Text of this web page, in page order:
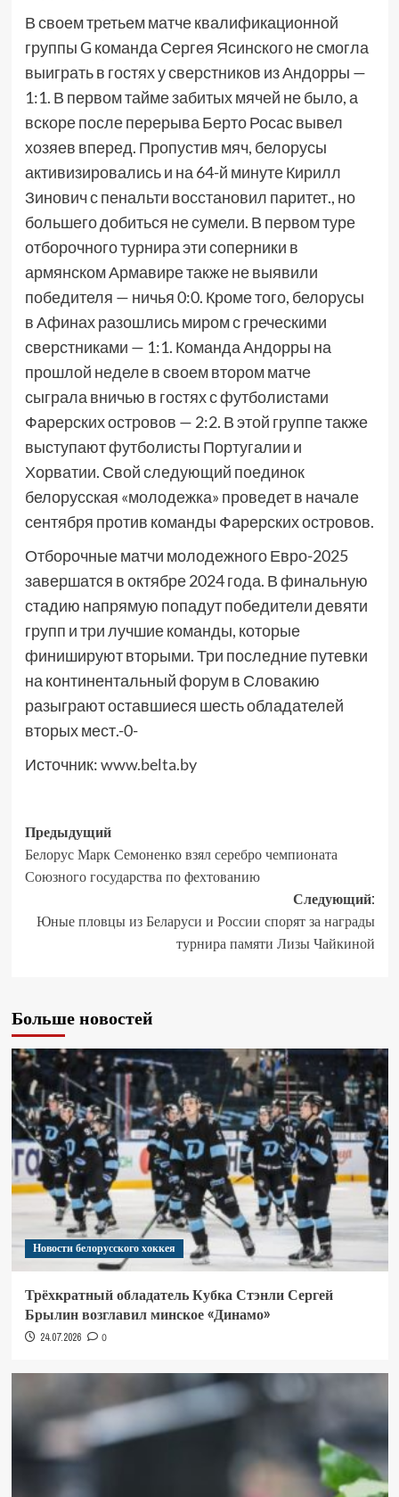
В своем третьем матче квалификационной
группы G команда Сергея Ясинского не смогла
выиграть в гостях у сверстников из Андорры —
1:1. В первом тайме забитых мячей не было, а
вскоре после перерыва Берто Росас вывел
хозяев вперед. Пропустив мяч, белорусы
активизировались и на 64-й минуте Кирилл
Зинович с пенальти восстановил паритет., но
большего добиться не сумели. В первом туре
отборочного турнира эти соперники в
армянском Армавире также не выявили
победителя — ничья 0:0. Кроме того, белорусы
в Афинах разошлись миром с греческими
сверстниками — 1:1. Команда Андорры на
прошлой неделе в своем втором матче
сыграла вничью в гостях с футболистами
Фарерских островов — 2:2. В этой группе также
выступают футболисты Португалии и
Хорватии. Свой следующий поединок
белорусская «молодежка» проведет в начале
сентября против команды Фарерских островов.
Отборочные матчи молодежного Евро-2025
завершатся в октябре 2024 года. В финальную
стадию напрямую попадут победители девяти
групп и три лучшие команды, которые
финишируют вторыми. Три последние путевки
на континентальный форум в Словакию
разыграют оставшиеся шесть обладателей
вторых мест.-0-
Источник:www.belta.by
Предыдущий
Белорус Марк Семоненко взял серебро чемпионата
Союзного государства по фехтованию
Следующий:
Юные пловцы из Беларуси и России спорят за награды
турнира памяти Лизы Чайкиной
Больше новостей
Новости белорусского хоккея
Трёхкратный обладатель Кубка Стэнли Сергей
Брылин возглавил минское «Динамо»
24.07.2026 0